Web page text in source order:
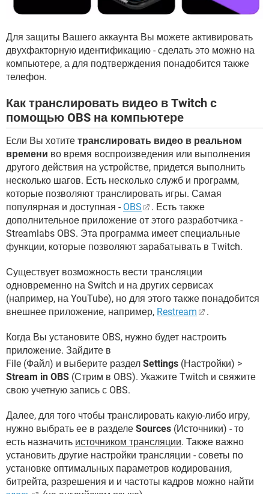
Для защиты Вашего аккаунта Вы можете активировать
двухфакторную идентификацию - сделать это можно на
компьютере, а для подтверждения понадобится также
телефон.
Как транслировать видео в Twitch с
помощью OBS на компьютере
Eсли Вы хотите транслировать видео в реальном
времени во время воспроизведения или выполнения
другого действия на устройстве, придется выполнить
несколько шагов. Есть несколько служб и программ,
которые позволяют транслировать игры. Самая
популярная и доступная - OBS
. Есть также
дополнительное приложение от этого разработчика -
Streamlabs OBS. Эта программа имеет специальные
функции, которые позволяют зарабатывать в Twitch.
Существует возможность вести трансляции
одновременно на Switch и на других сервисах
(например, на YouTube), но для этого также понадобитcя
внешнее приложение, например, Restream .
Когда Вы установите OBS, нужно будет настроить
приложение. Зайдите в
File (Файл) и выберите раздел Settings (Настройки) >
Stream in OBS (Стрим в OBS). Укажите Twitch и свяжите
свою учетную запись с OBS.
Далее, для того чтобы транслировать какую-либо игру,
нужно выбрать ее в разделе Sources (Источники) - то
есть назначить источником трансляции. Также важно
установить другие настройки трансляции - советы по
установке оптимальных параметров кодирования,
битрейта, разрешения и и частоты кадров можно найти